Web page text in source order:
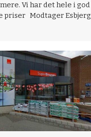
Vi har det hele i god
Modtager Esbjerg